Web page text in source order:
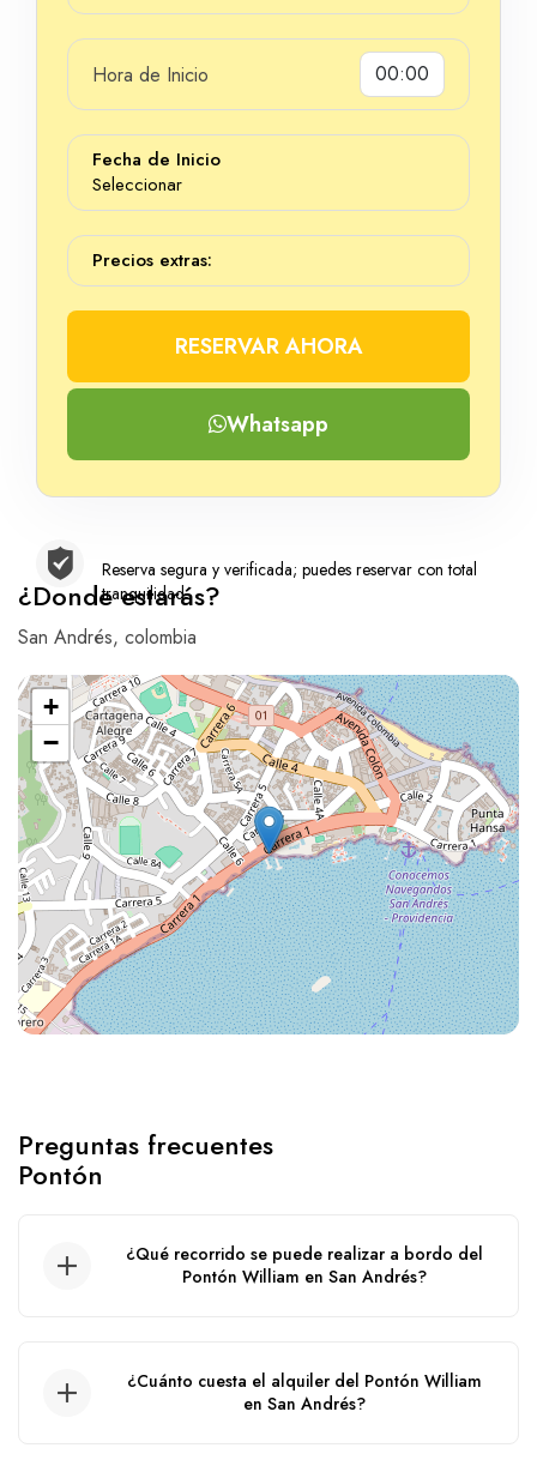
Dias
Hora de Inicio
Fecha de Inicio
Seleccionar
Precios extras:
RESERVAR AHORA
Whatsapp
Reserva segura y verificada; puedes reservar con total
tranquilidad
¿Donde estarás?
San Andrés, colombia
+
−
Preguntas frecuentes
Pontón
¿Qué recorrido se puede realizar a bordo del
Pontón William en San Andrés?
¿Cuánto cuesta el alquiler del Pontón William
en San Andrés?